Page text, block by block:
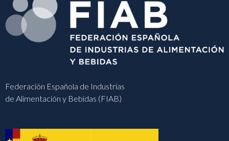
Federación Española de Industrias
de Alimentación y Bebidas (FIAB)